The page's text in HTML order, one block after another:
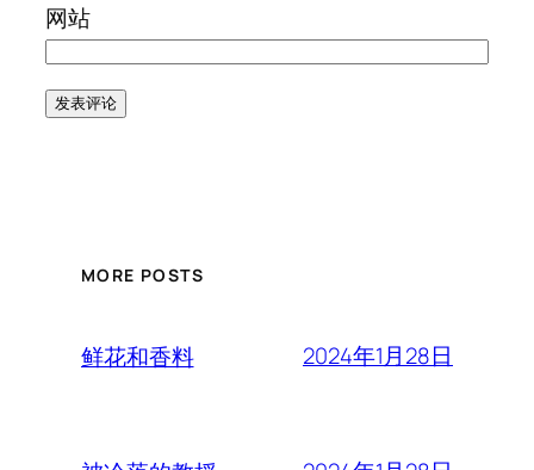
网站
MORE POSTS
鲜花和香料 2024年1月28日